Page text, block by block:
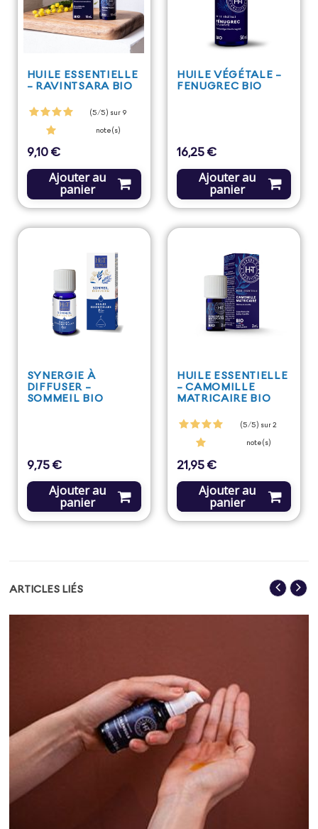
HUILE ESSENTIELLE
- RAVINTSARA BIO
(5/5) sur 9
note(s)
Prix
9,10 €
Ajouter au
panier
HUILE VÉGÉTALE -
FENUGREC BIO
Prix
16,25 €
Ajouter au
panier
SYNERGIE À
DIFFUSER -
SOMMEIL BIO
Prix
9,75 €
Ajouter au
panier
HUILE ESSENTIELLE
- CAMOMILLE
MATRICAIRE BIO
(5/5) sur 2
note(s)
Prix
21,95 €
Ajouter au
panier
ARTICLES LIÉS